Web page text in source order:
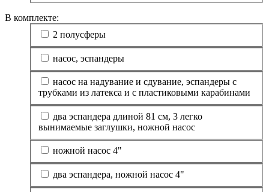
В комплекте:
2 полусферы
насос, эспандеры
насос на надувание и сдувание, эспандеры с
трубками из латекса и с пластиковыми карабинами
два эспандера длиной 81 см, 3 легко
вынимаемые заглушки, ножной насос
ножной насос 4"
два эспандера, ножной насос 4"